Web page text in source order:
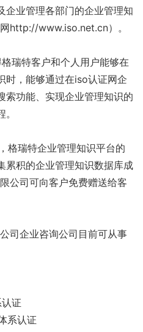
企业管理各部门的企业管理知
http://www.iso.net.cn）。
特客户和个人用户能够在
时，能够通过在iso认证网企
索功能、实现企业管理知识的
瑞特企业管理知识平台的
累积的企业管理知识数据库成
公司可向客户免费赠送给客
司企业咨询公司目前可从事
证
系认证